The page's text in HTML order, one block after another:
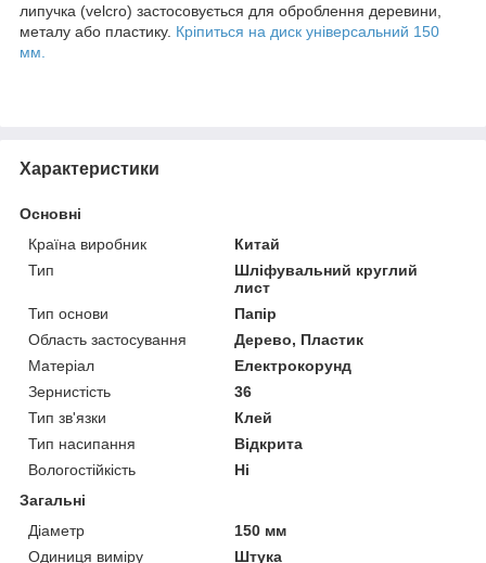
липучка (velcro) застосовується для оброблення деревини,
металу або пластику. Кріпиться на диск універсальний 150
мм.
Характеристики
Основні
Країна виробник
Китай
Тип
Шліфувальний круглий
лист
Тип основи
Папір
Область застосування
Дерево, Пластик
Матеріал
Електрокорунд
Зернистість
36
Тип зв'язки
Клей
Тип насипання
Відкрита
Вологостійкість
Ні
Загальні
Діаметр
150 мм
Одиниця виміру
Штука